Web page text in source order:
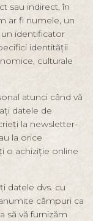
sau indirect, în
ar fi numele, un
identificator
identității
culturale
atunci când vă
datele de
la newsletter-
la orice
o achiziție online
datele dvs. cu
câmpuri ca
să vă furnizăm